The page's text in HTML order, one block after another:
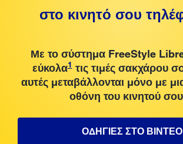
στο κινητό σου
Με το σύστημα FreeStyle Libre
εύκολα1τις τιμές σακχάρου
αυτές μεταβάλλονται μόνο με
οθόνη του κινητού σου
ΟΔΗΓΙΕΣ ΣΤΟ ΒΙΝΤΕΟ